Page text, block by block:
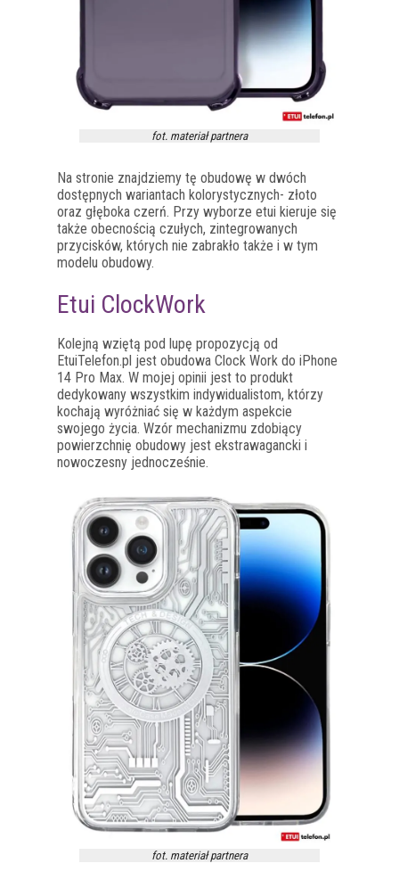
fot. materiał partnera
Na stronie znajdziemy tę obudowę w dwóch
dostępnych wariantach kolorystycznych- złoto
oraz głęboka czerń. Przy wyborze etui kieruje się
także obecnością czułych, zintegrowanych
przycisków, których nie zabrakło także i w tym
modelu obudowy.
Etui ClockWork
Kolejną wziętą pod lupę propozycją od
EtuiTelefon.pl jest obudowa Clock Work do iPhone
14 Pro Max. W mojej opinii jest to produkt
dedykowany wszystkim indywidualistom, którzy
kochają wyróżniać się w każdym aspekcie
swojego życia. Wzór mechanizmu zdobiący
powierzchnię obudowy jest ekstrawagancki i
nowoczesny jednocześnie.
fot. materiał partnera